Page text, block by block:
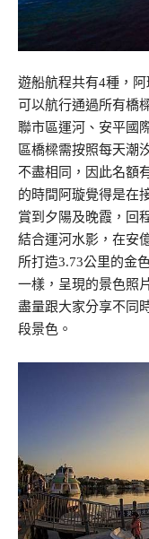
遊船航程共有4種，
可以航行通過所有橋
聯市區運河、安平國
區橋樑需按照每天潮
不盡相同，因此名額
的時間阿璇覺得是在
賞到夕陽及晚霞，回
結合運河水影，在安
所打造3.73公里的金
一樣，呈現的景色照
盡量跟大家分享不同
段景色。